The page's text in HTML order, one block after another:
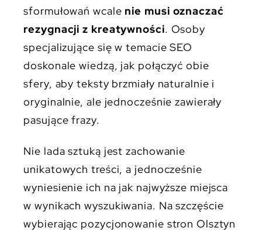
sformułowań wcale nie musi oznaczać
rezygnacji z kreatywności. Osoby
specjalizujące się w temacie SEO
doskonale wiedzą, jak połączyć obie
sfery, aby teksty brzmiały naturalnie i
oryginalnie, ale jednocześnie zawierały
pasujące frazy.
Nie lada sztuką jest zachowanie
unikatowych treści, a jednocześnie
wyniesienie ich na jak najwyższe miejsca
w wynikach wyszukiwania. Na szczęście
wybierając pozycjonowanie stron Olsztyn